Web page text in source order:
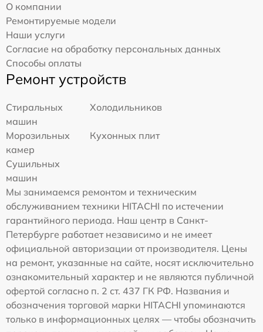
О компании
Ремонтируемые модели
Наши услуги
Согласие на обработку персональных данных
Способы оплаты
Ремонт устройств
Стиральных
машин
Холодильников
Морозильных
камер
Кухонных плит
Сушильных
машин
Мы занимаемся ремонтом и техническим
обслуживанием техники HITACHI по истечении
гарантийного периода. Наш центр в Санкт-
Петербурге работает независимо и не имеет
официальной авторизации от производителя. Цены
на ремонт, указанные на сайте, носят исключительно
ознакомительный характер и не являются публичной
офертой согласно п. 2 ст. 437 ГК РФ. Названия и
обозначения торговой марки HITACHI упоминаются
только в информационных целях — чтобы обозначить